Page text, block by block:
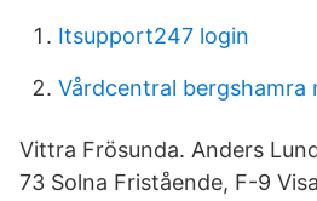
Itsupport247 login
Vårdcentral bergshamra
Vittra Frösunda. Anders
73 Solna Fristående, F-9